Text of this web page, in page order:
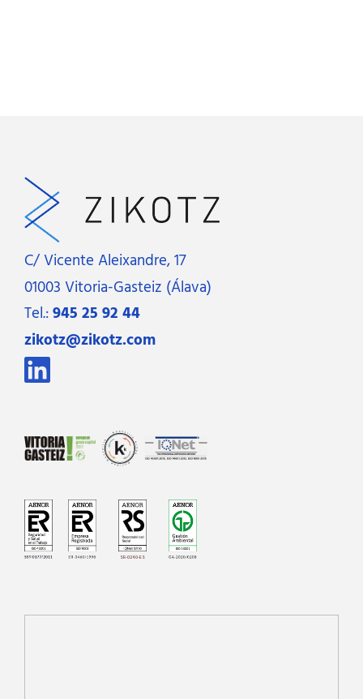
C/ Vicente Aleixandre, 17
01003 Vitoria-Gasteiz (Álava)
Tel.:945 25 92 44
zikotz@zikotz.com
SR-0240-ES